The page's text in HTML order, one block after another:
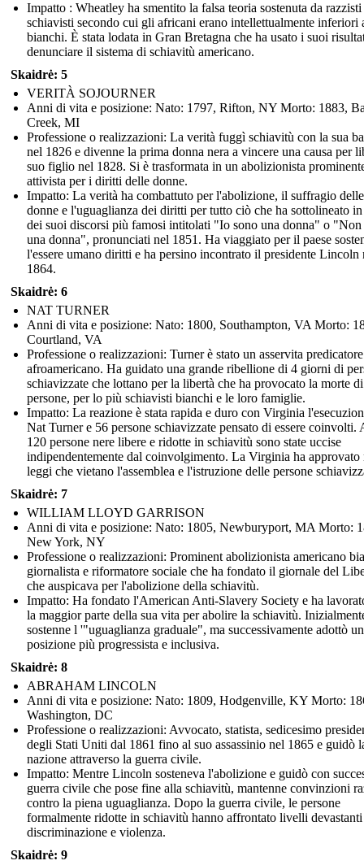
Impatto : Wheatley ha smentito la falsa teoria sostenuta da razzisti
schiavisti secondo cui gli africani erano intellettualmente inferiori
bianchi. È stata lodata in Gran Bretagna che ha usato i suoi
denunciare il sistema di schiavitù americano.
Skaidrė: 5
VERITÀ SOJOURNER
Anni di vita e posizione: Nato: 1797, Rifton, NY Morto: 1883,
Creek, MI
Professione o realizzazioni: La verità fuggì schiavitù con la sua
nel 1826 e divenne la prima donna nera a vincere una causa per
suo figlio nel 1828. Si è trasformata in un abolizionista
attivista per i diritti delle donne.
Impatto: La verità ha combattuto per l'abolizione, il suffragio delle
donne e l'uguaglianza dei diritti per tutto ciò che ha sottolineato
dei suoi discorsi più famosi intitolati "Io sono una donna" o "Non
una donna", pronunciati nel 1851. Ha viaggiato per il paese
l'essere umano diritti e ha persino incontrato il presidente Lincoln
1864.
Skaidrė: 6
NAT TURNER
Anni di vita e posizione: Nato: 1800, Southampton, VA Morto:
Courtland, VA
Professione o realizzazioni: Turner è stato un asservita predicatore
afroamericano. Ha guidato una grande ribellione di 4 giorni di
schiavizzate che lottano per la libertà che ha provocato la morte
persone, per lo più schiavisti bianchi e le loro famiglie.
Impatto: La reazione è stata rapida e duro con Virginia
Nat Turner e 56 persone schiavizzate pensato di essere coinvolti.
120 persone nere libere e ridotte in schiavitù sono state uccise
indipendentemente dal coinvolgimento. La Virginia ha approvato
leggi che vietano l'assemblea e l'istruzione delle persone
Skaidrė: 7
WILLIAM LLOYD GARRISON
Anni di vita e posizione: Nato: 1805, Newburyport, MA Morto:
New York, NY
Professione o realizzazioni: Prominent abolizionista americano
giornalista e riformatore sociale che ha fondato il giornale del
che auspicava per l'abolizione della schiavitù.
Impatto: Ha fondato l'American Anti-Slavery Society e ha
la maggior parte della sua vita per abolire la schiavitù.
sostenne l '"uguaglianza graduale", ma successivamente adottò
posizione più progressista e inclusiva.
Skaidrė: 8
ABRAHAM LINCOLN
Anni di vita e posizione: Nato: 1809, Hodgenville, KY Morto:
Washington, DC
Professione o realizzazioni: Avvocato, statista, sedicesimo
degli Stati Uniti dal 1861 fino al suo assassinio nel 1865 e guidò
nazione attraverso la guerra civile.
Impatto: Mentre Lincoln sosteneva l'abolizione e guidò con
guerra civile che pose fine alla schiavitù, mantenne convinzioni
contro la piena uguaglianza. Dopo la guerra civile, le persone
formalmente ridotte in schiavitù hanno affrontato livelli
discriminazione e violenza.
Skaidrė: 9